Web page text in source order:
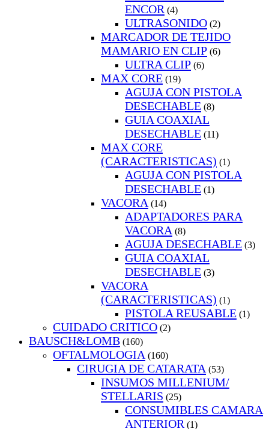
ENCOR (4)
ULTRASONIDO (2)
MARCADOR DE TEJIDO
MAMARIO EN CLIP (6)
ULTRA CLIP (6)
MAX CORE (19)
AGUJA CON PISTOLA
DESECHABLE (8)
GUIA COAXIAL
DESECHABLE (11)
MAX CORE
(CARACTERISTICAS) (1)
AGUJA CON PISTOLA
DESECHABLE (1)
VACORA (14)
ADAPTADORES PARA
VACORA (8)
AGUJA DESECHABLE (3)
GUIA COAXIAL
DESECHABLE (3)
VACORA
(CARACTERISTICAS) (1)
PISTOLA REUSABLE (1)
CUIDADO CRITICO (2)
BAUSCH&LOMB (160)
OFTALMOLOGIA (160)
CIRUGIA DE CATARATA (53)
INSUMOS MILLENIUM/
STELLARIS (25)
CONSUMIBLES CAMARA
ANTERIOR (1)